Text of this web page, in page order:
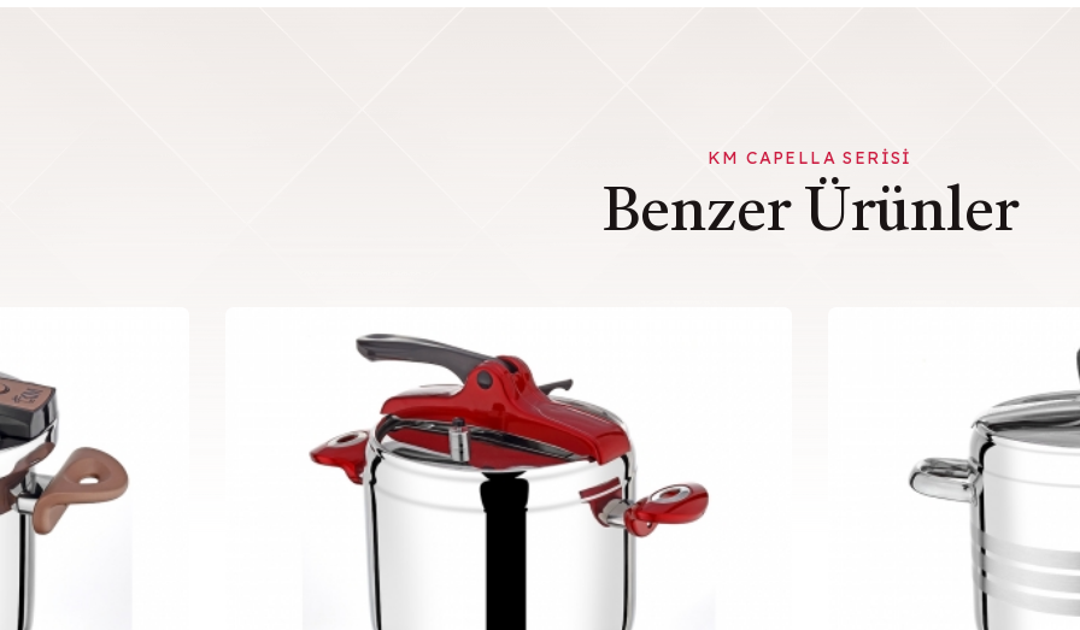
KM CAPELLA SERISI
Benzer Ürünler